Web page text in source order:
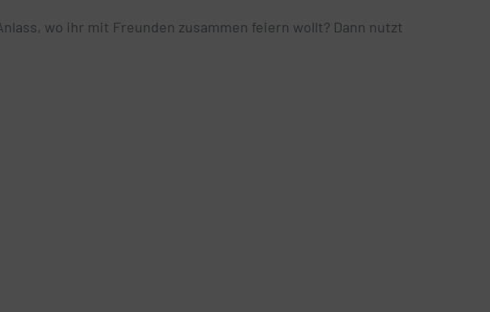
wo ihr mit Freunden zusammen feiern wollt? Dann nutzt